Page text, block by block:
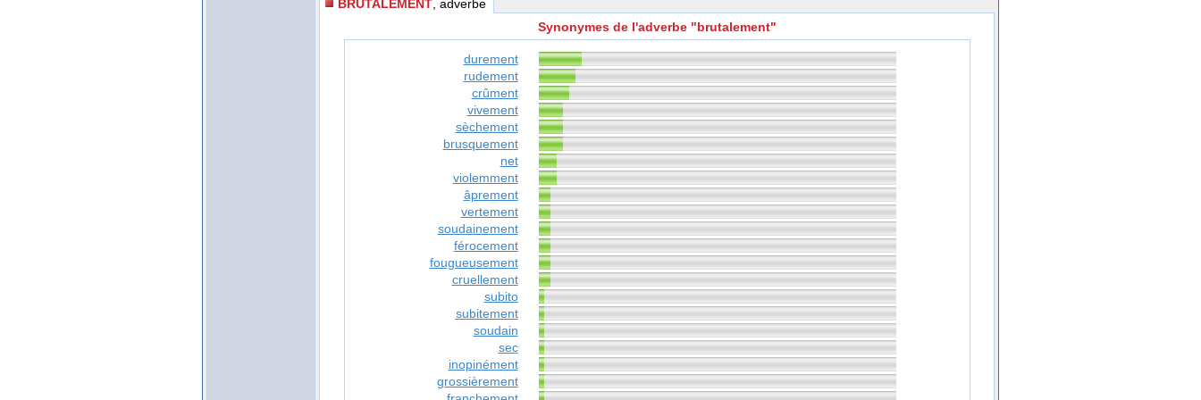
BRUTALEMENT , adverbe
Synonymes de l'adverbe "brutalement"
durement
rudement
crûment
vivement
sèchement
brusquement
net
violemment
âprement
vertement
soudainement
férocement
fougueusement
cruellement
subito
subitement
soudain
sec
inopinément
grossièrement